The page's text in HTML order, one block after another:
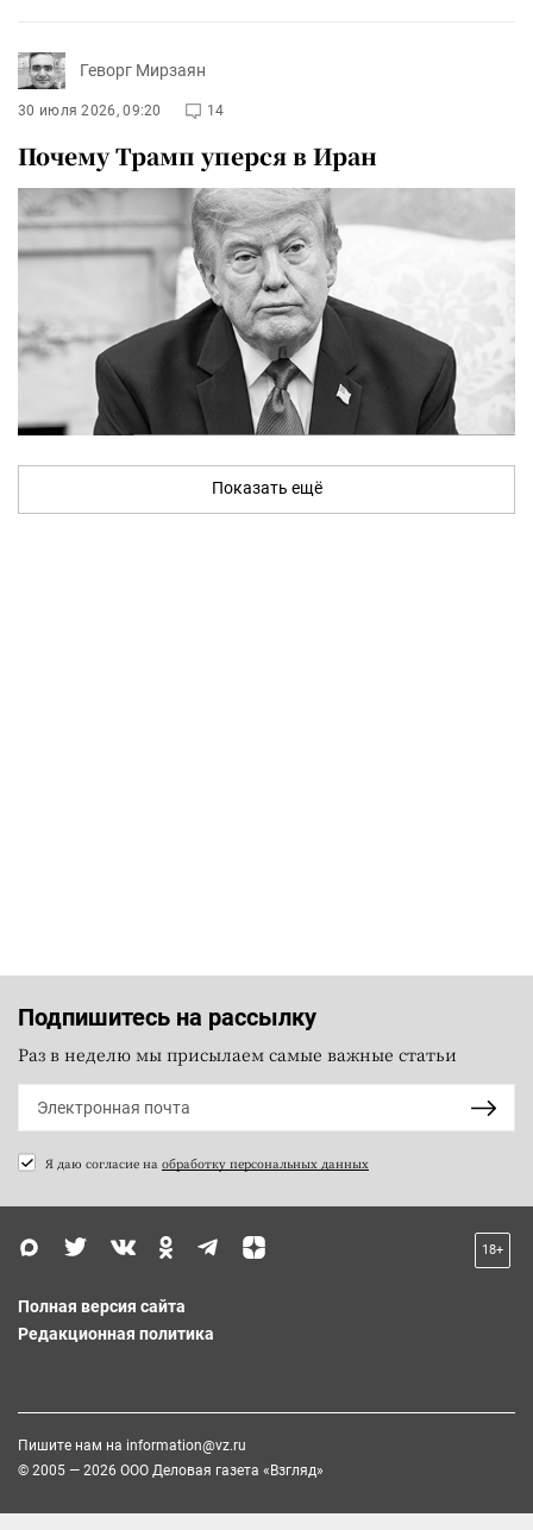
Геворг Мирзаян
30 июля 2026, 09:20 14
Почему Трамп уперся в Иран
Показать ещё
Подпишитесь на рассылку
Раз в неделю мы присылаем самые важные статьи
Я даю согласие на обработку персональных данных
18+
Полная версия сайта
Редакционная политика
Пишите нам на information@vz.ru
© 2005 — 2026 ООО Деловая газета «Взгляд»